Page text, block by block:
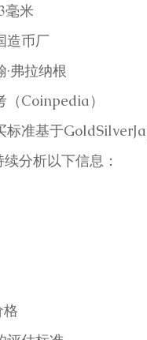
毫米
造币厂
弗拉纳根
（Coinpedia）
标准基于
分析以下信息：